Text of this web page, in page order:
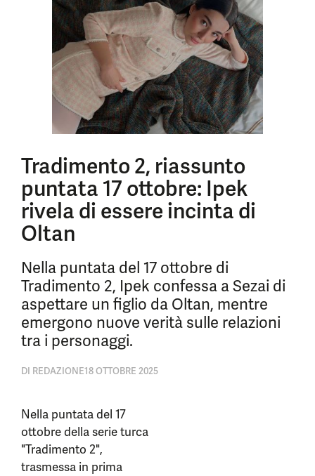
Tradimento 2, riassunto
puntata 17 ottobre: Ipek
rivela di essere incinta di
Oltan
Nella puntata del 17 ottobre di
Tradimento 2, Ipek confessa a Sezai di
aspettare un figlio da Oltan, mentre
emergono nuove verità sulle relazioni
tra i personaggi.
DI REDAZIONE18 OTTOBRE 2025
Nella puntata del 17
ottobre della serie turca
"Tradimento 2",
trasmessa in prima